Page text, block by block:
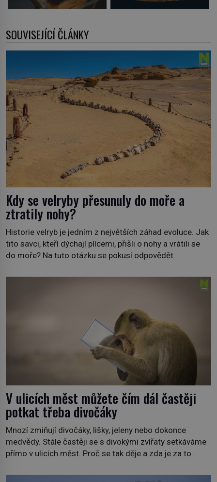
SOUVISEJÍCÍ ČLÁNKY
Kdy se velryby přesunuly do moře a
ztratily nohy?
Historie velryb je jedním z největších záhad evoluce. Jak
tito savci, kteří dýchají plícemi, přišli o nohy a vrátili se
do moře? Na tuto otázku se pokusí odpovědět
premiéru ve čtvrtek 29. února ve 20:00 na televizní
V ulicích měst můžete čím dál častěji
potkat třeba divočáky
Mnozí zmiňují divočáky, lišky, jeleny nebo dokonce
medvědy. Stále častěji se s divokými zvířaty setkáváme
přímo v ulicích měst. Proč se tak děje a zda je za to
jiných. My se raději podíváme do jiných zemí a